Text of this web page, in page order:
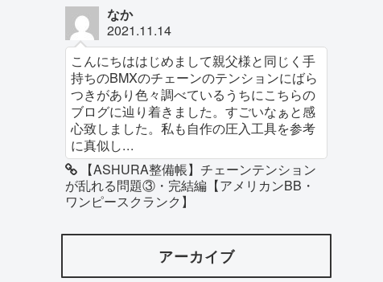
なか
2021.11.14
こんにちははじめまして親父様と同じく手
持ちのBMXのチェーンのテンションにばら
つきがあり色々調べているうちにこちらの
ブログに辿り着きました。すごいなぁと感
心致しました。私も自作の圧入工具を参考
に真似し...
【ASHURA整備帳】チェーンテンション
が乱れる問題③・完結編【アメリカンBB・
ワンピースクランク】
アーカイブ